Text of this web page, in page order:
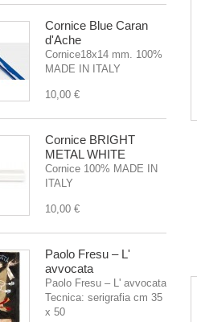
Cornice Blue Caran
d'Ache
Cornice18x14 mm. 100%
MADE IN ITALY
10,00 €
Cornice BRIGHT
METAL WHITE
Cornice 100% MADE IN
ITALY
10,00 €
Paolo Fresu – L'
avvocata
Paolo Fresu – L' avvocata
Tecnica: serigrafia cm 35
x 50